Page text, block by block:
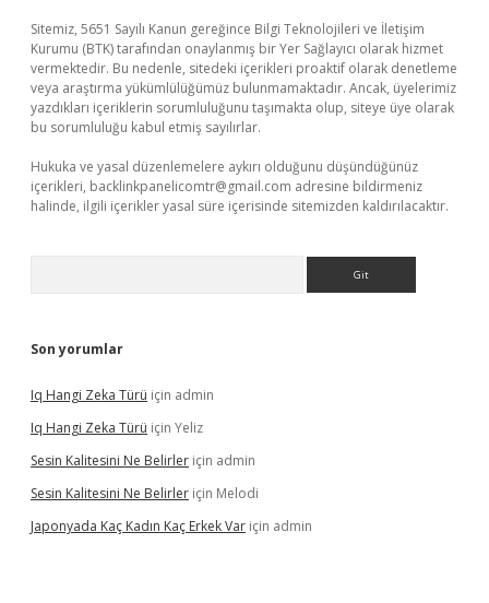
Sitemiz, 5651 Sayılı Kanun gereğince Bilgi Teknolojileri ve İletişim
Kurumu (BTK) tarafından onaylanmış bir Yer Sağlayıcı olarak hizmet
vermektedir. Bu nedenle, sitedeki içerikleri proaktif olarak denetleme
veya araştırma yükümlülüğümüz bulunmamaktadır. Ancak, üyelerimiz
yazdıkları içeriklerin sorumluluğunu taşımakta olup, siteye üye olarak
bu sorumluluğu kabul etmiş sayılırlar.
Hukuka ve yasal düzenlemelere aykırı olduğunu düşündüğünüz
içerikleri, backlinkpanelicomtr@gmail.com adresine bildirmeniz
halinde, ilgili içerikler yasal süre içerisinde sitemizden kaldırılacaktır.
Son yorumlar
Iq Hangi Zeka Türü için admin
Iq Hangi Zeka Türü için Yeliz
Sesin Kalitesini Ne Belirler için admin
Sesin Kalitesini Ne Belirler için Melodi
Japonyada Kaç Kadın Kaç Erkek Var için admin